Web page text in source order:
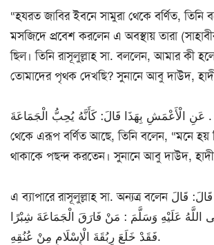
“হযরত জাবির ইবনে সামুরা থেকে বর্ণিত, তিনি
মসজিদে প্রবেশ করলেন এ অবস্থায় তারা
ছিল। তিনি রাসূলুল্লাহ সা. বললেন, আমার কী
তোমাদের পৃথক দেখছি? সুনানে আবু দাউদ,
عَنِ الْأَعْمَشِ بِهَذَا قَالَ: كَأَنَّهُ يُحِبُّ الْجَمَاعَةَ . “হযরত আ‘মাশ
থেকে এরূপ বর্ণিত আছে, তিনি বলেন, “মনে হয়
থাকাকে পছন্দ করতেন। সুনানে আবু দাউদ,
এ ব্যাপারে রাসূলুল্লাহ সা. অন্যত্র বলেন عَنْ أَبي ذَرٍ، قَالَ: قَالَ
اللَّهُ عَلَيْهِ وَسَلَّمَ : مَنْ فَارَقَ الْجَمَاعَةَ شِبْرًا
فَقَدْ خَلَعَ رِبُقَةَ الْإِسْلَامِ مِنْ عُنُقِهِ.